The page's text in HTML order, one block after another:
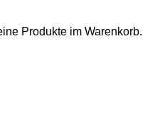
Produkte im Warenkorb.